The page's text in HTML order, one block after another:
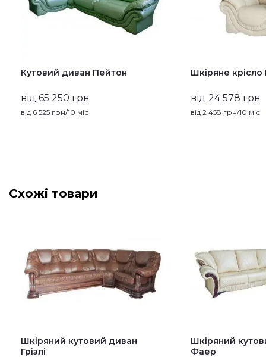
Кутовий диван Пейтон
від 65 250 грн
від 6 525 грн/10 міс
Шкіряне
від 24 578 грн
від 2 458 грн/10 міс
Схожі товари
Шкіряний кутовий диван
Грізлі
Шкіряний
Фаер